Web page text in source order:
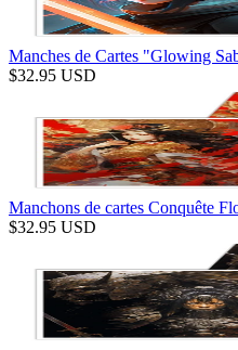
Manches de Cartes "Glowing
$32.95 USD
Manchons de cartes Conquête
$32.95 USD